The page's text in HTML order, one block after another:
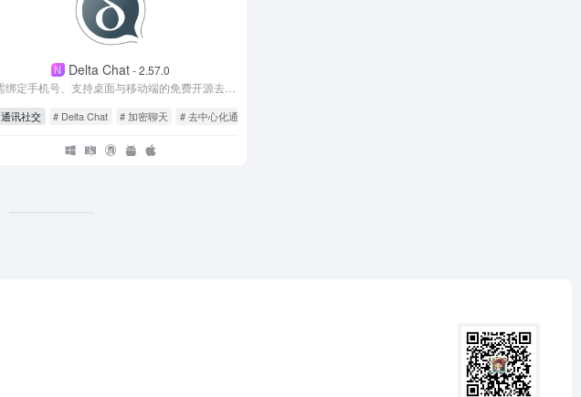
N Delta Chat- 2.57.0
通讯社交 # Delta Chat # 加密聊天 # 去中心化通信